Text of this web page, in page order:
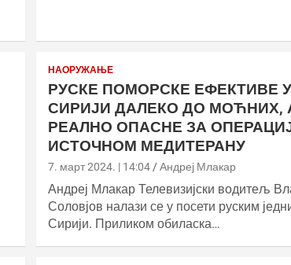
НАОРУЖАЊЕ
РУСКЕ ПОМОРСКЕ ЕФЕКТИВЕ У
СИРИЈИ ДАЛЕКО ДО МОЋНИХ,
РЕАЛНО ОПАСНЕ ЗА
ИСТОЧНОМ МЕДИТЕРАНУ
7. март 2024. | 14:04 Андреј Млакар
Андреј Млакар Телевизијски водитељ
Соловјов налази се у посети руским
Сирији. Приликом обиласка…